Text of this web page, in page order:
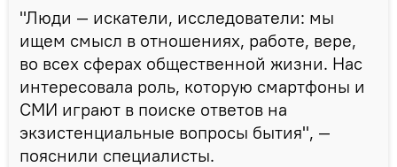
"Люди — искатели, исследователи: мы
ищем смысл в отношениях, работе, вере,
во всех сферах общественной жизни. Нас
интересовала роль, которую смартфоны и
СМИ играют в поиске ответов на
экзистенциальные вопросы бытия", —
пояснили специалисты.